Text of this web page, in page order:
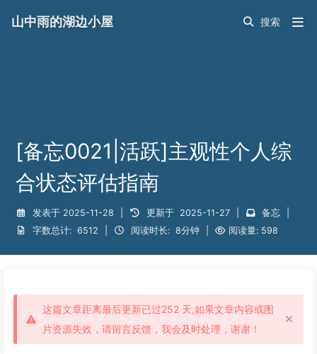
[备忘0021|活跃]主观性个人综
合状态评估指南
发表于 2025-11-28 更新于 2025-11-27 备忘
字数总计: 6512 阅读时长: 8分钟 阅读量: 598
山中雨的湖边小屋
这篇文章距离最后更新已过252 天,如果文章内容或图
片资源失效，请留言反馈，我会及时处理，谢谢！